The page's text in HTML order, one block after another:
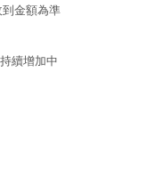
金額為準
續增加中